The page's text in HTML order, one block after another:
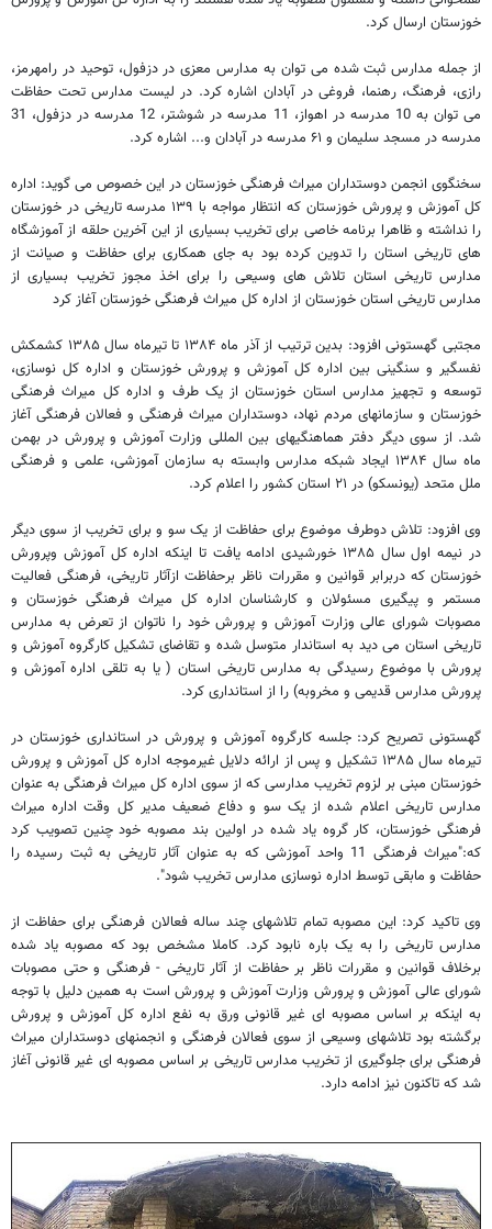
خوزستان ارسال کرد.
از جمله مدارس ثبت شده می توان به مدارس معزی در دزفول، توحید در رامهرمز،
رازی، فرهنگ، رهنما، فروغی در آبادان اشاره کرد. در لیست مدارس تحت حفاظت
می توان به 10 مدرسه در اهواز، 11 مدرسه در شوشتر، 12 مدرسه در دزفول، 31
مدرسه در مسجد سلیمان و ۶۱ مدرسه در آبادان و... اشاره کرد.
سخنگوی انجمن دوستداران میراث فرهنگی خوزستان در این خصوص می گوید: اداره
کل آموزش و پرورش خوزستان که انتظار مواجه با ۱۳۹ مدرسه تاریخی در خوزستان
را نداشته و ظاهرا برنامه خاصی برای تخریب بسیاری از این آخرین حلقه از آموزشگاه
های تاریخی استان را تدوین کرده بود به جای همکاری برای حفاظت و صیانت از
مدارس تاریخی استان تلاش های وسیعی را برای اخذ مجوز تخریب بسیاری از
مدارس تاریخی استان خوزستان از اداره کل میراث فرهنگی خوزستان آغاز کرد
مجتبی گهستونی افزود: بدین ترتیب از آذر ماه ۱۳۸۴ تا تیرماه سال ۱۳۸۵ کشمکش
نفسگیر و سنگینی بین اداره کل آموزش و پرورش خوزستان و اداره کل نوسازی،
توسعه و تجهیز مدارس استان خوزستان از یک طرف و اداره کل میراث فرهنگی
خوزستان و سازمانهای مردم نهاد، دوستداران میراث فرهنگی و فعالان فرهنگی آغاز
شد. از سوی دیگر دفتر هماهنگیهای بین المللی وزارت آموزش و پرورش در بهمن
ماه سال ۱۳۸۴ ایجاد شبکه مدارس وابسته به سازمان آموزشی، علمی و فرهنگی
ملل متحد (یونسکو) در ۲۱ استان کشور را اعلام کرد.
وی افزود: تلاش دوطرف موضوع برای حفاظت از یک سو و برای تخریب از سوی دیگر
در نیمه اول سال ۱۳۸۵ خورشیدی ادامه یافت تا اینکه اداره کل آموزش وپرورش
خوزستان که دربرابر قوانین و مقررات ناظر برحفاظت ازآثار تاریخی، فرهنگی فعالیت
مستمر و پیگیری مسئولان و کارشناسان اداره کل میراث فرهنگی خوزستان و
مصوبات شورای عالی وزارت آموزش و پرورش خود را ناتوان از تعرض به مدارس
تاریخی استان می دید به استاندار متوسل شده و تقاضای تشکیل کارگروه آموزش و
پرورش با موضوع رسیدگی به مدارس تاریخی استان ( یا به تلقی اداره آموزش و
پرورش مدارس قدیمی و مخروبه) را از استانداری کرد.
گهستونی تصریح کرد: جلسه کارگروه آموزش و پرورش در استانداری خوزستان در
تیرماه سال ۱۳۸۵ تشکیل و پس از ارائه دلایل غیرموجه اداره کل آموزش و پرورش
خوزستان مبنی بر لزوم تخریب مدارسی که از سوی اداره کل میراث فرهنگی به عنوان
مدارس تاریخی اعلام شده از یک سو و دفاع ضعیف مدیر کل وقت اداره میراث
فرهنگی خوزستان، کار گروه یاد شده در اولین بند مصوبه خود چنین تصویب کرد
که:"میراث فرهنگی 11 واحد آموزشی که به عنوان آثار تاریخی به ثبت رسیده را
حفاظت و مابقی توسط اداره نوسازی مدارس تخریب شود".
وی تاکید کرد: این مصوبه تمام تلاشهای چند ساله فعالان فرهنگی برای حفاظت از
مدارس تاریخی را به یک باره نابود کرد. کاملا مشخص بود که مصوبه یاد شده
برخلاف قوانین و مقررات ناظر بر حفاظت از آثار تاریخی - فرهنگی و حتی مصوبات
شورای عالی آموزش و پرورش وزارت آموزش و پرورش است به همین دلیل با توجه
به اینکه بر اساس مصوبه ای غیر قانونی ورق به نفع اداره کل آموزش و پرورش
برگشته بود تلاشهای وسیعی از سوی فعالان فرهنگی و انجمنهای دوستداران میراث
فرهنگی برای جلوگیری از تخریب مدارس تاریخی بر اساس مصوبه ای غیر قانونی آغاز
شد که تاکنون نیز ادامه دارد.